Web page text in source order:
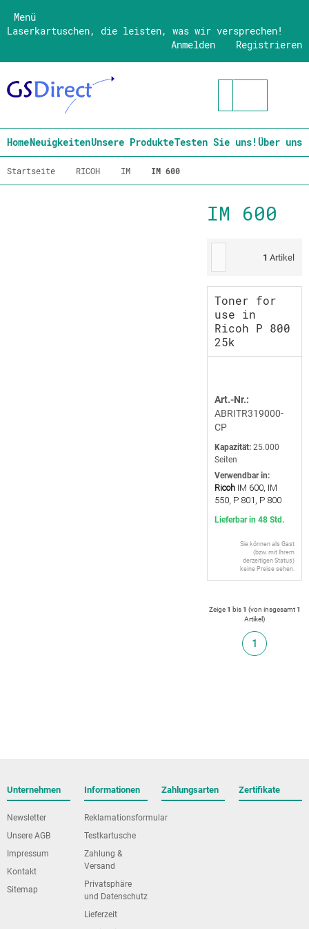
Menü
Laserkartuschen, die leisten, was wir versprechen!
Registrieren
Anmelden
HomeNeuigkeitenUnsere ProdukteTesten Sie uns!Über uns
Startseite RICOH IM IM 600
IM 600
1 Artikel
Toner for
use in
Ricoh P 800
25k
Art.-Nr.:
ABRITR319000-
CP
Kapazität: 25.000
Seiten
Verwendbar in:
Ricoh IM 600, IM
550, P 801, P 800
Lieferbar in 48 Std.
Sie können als Gast
(bzw. mit Ihrem
derzeitigen Status)
keine Preise sehen.
Zeige1 bis1 (von insgesamt1
Artikel)
1
Unternehmen
Newsletter
Unsere AGB
Impressum
Kontakt
Sitemap
Informationen
Reklamationsformular
Testkartusche
Zahlung &
Versand
Privatsphäre
und Datenschutz
Lieferzeit
Zahlungsarten Zertifikate